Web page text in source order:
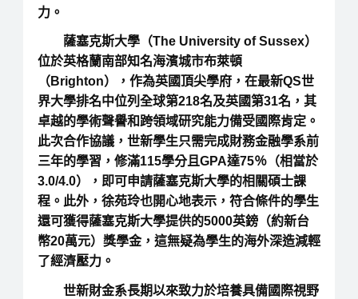
力。
薩塞克斯大學（The University of Sussex）
位於英格蘭南部知名海濱城市布萊頓
（Brighton），作為英國頂尖學府，在最新QS世
界大學排名中位列全球第218名及英國第31名，其
卓越的學術聲譽和跨領域研究能力備受國際肯定。
此次合作協議，世新學生只需完成財務金融學系前
三年的學習，修滿115學分且GPA達75％（相當於
3.0/4.0），即可申請薩塞克斯大學的相關碩士課
程。此外，徐苑玲也開心地表示，符合條件的學生
還可獲得薩塞克斯大學提供的5000英鎊（約新台
幣20萬元）獎學金，這無疑為學生的海外深造減輕
了經濟壓力。
世新財金系長期以來致力於培養具備國際視野